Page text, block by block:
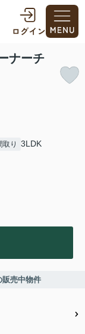
ナーチ
取り 3LDK
販売中物件